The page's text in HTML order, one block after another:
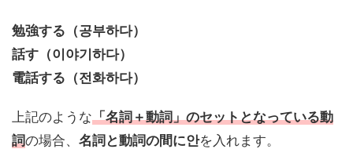
勉強する（공부하다）
話す（이야기하다）
電話する（전화하다）
上記のような「名詞＋動詞」のセットとなっている動
詞の場合、 名詞と動詞の間に안を入れます。